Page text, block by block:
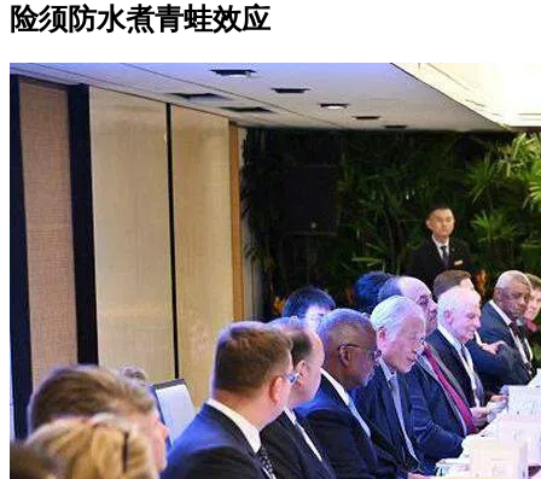
险须防水煮青蛙效应